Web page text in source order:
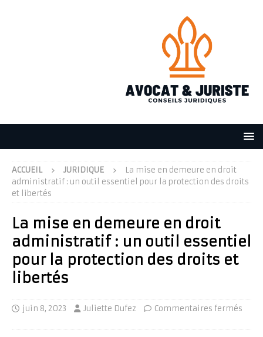
ACCUEIL JURIDIQUE
La mise en demeure en droit
administratif : un outil essentiel pour la protection des droits
et libertés
La mise en demeure en droit
administratif : un outil essentiel
pour la protection des droits et
libertés
juin 8, 2023 Juliette Dufez Commentaires fermés